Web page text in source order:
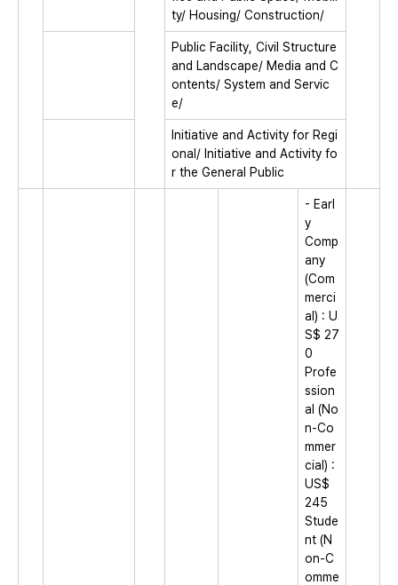
ty/ Housing/ Construction/
Public Facility, Civil Structure
and Landscape/ Media and C
ontents/ System and Servic
e/
Initiative and Activity for Regi
onal/ Initiative and Activity fo
r the General Public
- Earl
y
Comp
any
(Com
merci
al) : U
S$ 27
0
Profe
ssion
al (No
n-Co
mmer
cial) :
US$
245
Stude
nt (N
on-C
omme